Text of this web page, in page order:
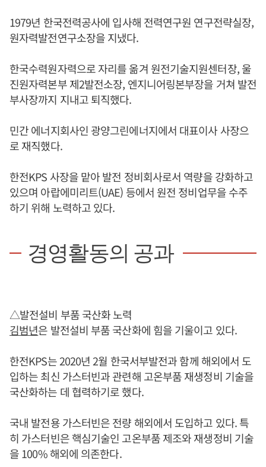
1979년 한국전력공사에 입사해 전력연구원 연구전략실장,
원자력발전연구소장을 지냈다.
한국수력원자력으로 자리를 옮겨 원전기술지원센터장, 울
진원자력본부 제2발전소장, 엔지니어링본부장을 거쳐 발전
부사장까지 지내고 퇴직했다.
민간 에너지회사인 광양그린에너지에서 대표이사 사장으
로 재직했다.
한전KPS 사장을 맡아 발전 정비회사로서 역량을 강화하고
있으며 아랍에미리트(UAE) 등에서 원전 정비업무을 수주
하기 위해 노력하고 있다.
경영활동의 공과
△발전설비 부품 국산화 노력
김범년은 발전설비 부품 국산화에 힘을 기울이고 있다.
한전KPS는 2020년 2월 한국서부발전과 함께 해외에서 도
입하는 최신 가스터빈과 관련해 고온부품 재생정비 기술을
국산화하는 데 협력하기로 했다.
국내 발전용 가스터빈은 전량 해외에서 도입하고 있다. 특
히 가스터빈은 핵심기술인 고온부품 제조와 재생정비 기술
을 100% 해외에 의존한다.